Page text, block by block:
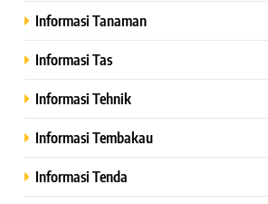
Informasi Tanaman
Informasi Tas
Informasi Tehnik
Informasi Tembakau
Informasi Tenda